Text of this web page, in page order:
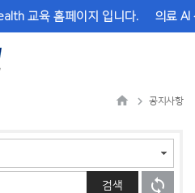
교육 홈페이지 입니다. 의료 AI
공지사항
검색